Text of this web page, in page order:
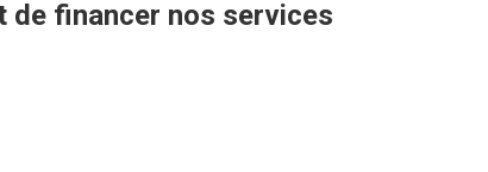
de financer nos services